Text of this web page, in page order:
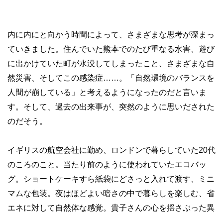
内に内にと向かう時間によって、さまざまな思考が深まっ
ていきました。住んでいた熊本でのたび重なる水害、遊び
に出かけていた町が水没してしまったこと、さまざまな自
然災害、そしてこの感染症……。「自然環境のバランスを
人間が崩している」と考えるようになったのだと言いま
す。そして、過去の出来事が、突然のように思いだされた
のだそう。
イギリスの航空会社に勤め、ロンドンで暮らしていた20代
のころのこと。当たり前のように使われていたエコバッ
グ。ショートケーキすら紙袋にどさっと入れて渡す、ミニ
マムな包装。夜はほどよい暗さの中で暮らしを楽しむ、省
エネに対して自然体な感覚。貴子さんの心を揺さぶった異